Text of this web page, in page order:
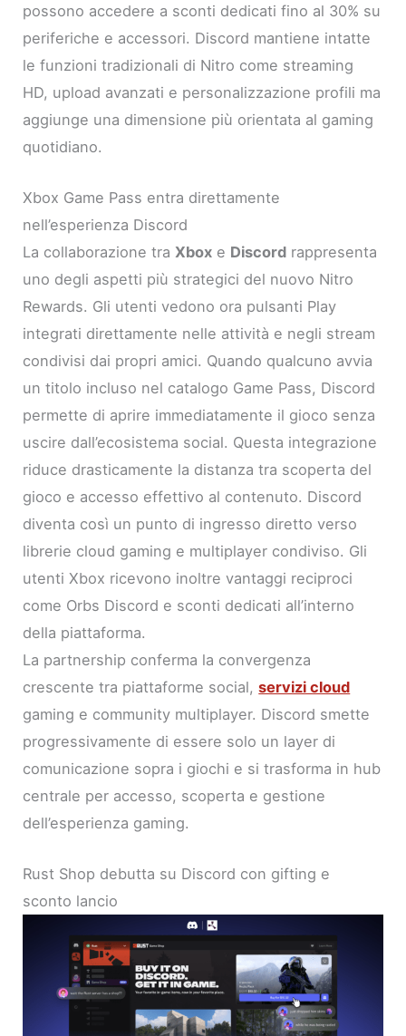
possono accedere a sconti dedicati fino al 30% su
periferiche e accessori. Discord mantiene intatte
le funzioni tradizionali di Nitro come streaming
HD, upload avanzati e personalizzazione profili ma
aggiunge una dimensione più orientata al gaming
quotidiano.
Xbox Game Pass entra direttamente
nell’esperienza Discord
La collaborazione tra Xbox e Discord rappresenta
uno degli aspetti più strategici del nuovo Nitro
Rewards. Gli utenti vedono ora pulsanti Play
integrati direttamente nelle attività e negli stream
condivisi dai propri amici. Quando qualcuno avvia
un titolo incluso nel catalogo Game Pass, Discord
permette di aprire immediatamente il gioco senza
uscire dall’ecosistema social. Questa integrazione
riduce drasticamente la distanza tra scoperta del
gioco e accesso effettivo al contenuto. Discord
diventa così un punto di ingresso diretto verso
librerie cloud gaming e multiplayer condiviso. Gli
utenti Xbox ricevono inoltre vantaggi reciproci
come Orbs Discord e sconti dedicati all’interno
della piattaforma.
La partnership conferma la convergenza
crescente tra piattaforme social,servizi cloud
gaming e community multiplayer. Discord smette
progressivamente di essere solo un layer di
comunicazione sopra i giochi e si trasforma in hub
centrale per accesso, scoperta e gestione
dell’esperienza gaming.
Rust Shop debutta su Discord con gifting e
sconto lancio